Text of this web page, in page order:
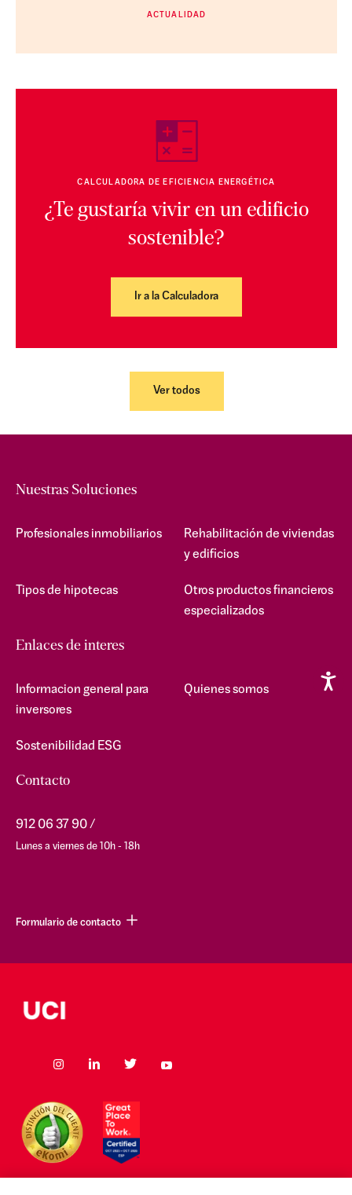
ACTUALIDAD
CALCULADORA DE EFICIENCIA ENERGÉTICA
¿Te gustaría vivir en un edificio
sostenible?
Ir a la Calculadora
Ver todos
Nuestras Soluciones
Profesionales inmobiliarios
Rehabilitación de viviendas
y edificios
Tipos de hipotecas
Otros productos financieros
especializados
Enlaces de interes
Informacion general para
inversores
Quienes somos
Sostenibilidad ESG
Contacto
912 06 37 90
Lunes a viernes de 10h - 18h
Formulario de contacto